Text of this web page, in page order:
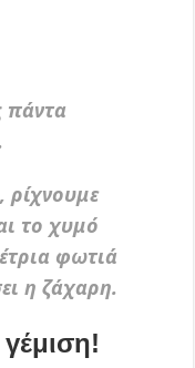
πάντα
ρίχνουμε
το χυμό
φωτιά
η ζάχαρη.